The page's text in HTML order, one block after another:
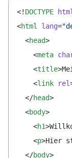
<! DOCTYPE html
<html lang=
  <
head>
    <
meta
    <
title
    <
link rel
  </
head>
  <
body>
    <
h1
    <
p>Hier
  </
body>